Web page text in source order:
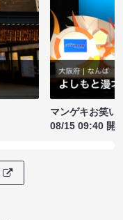
マンゲキお笑い
08/15 09:40 開